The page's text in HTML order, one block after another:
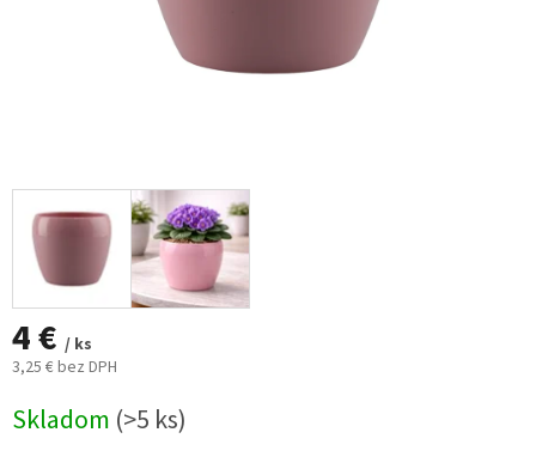
4 € / ks
3,25 € bez DPH
cena:
Skladom (>5 ks)